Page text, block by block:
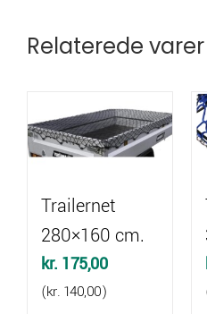
Relaterede varer
Trailernet
280×160 cm.
kr. 175,00
(kr. 140,00)